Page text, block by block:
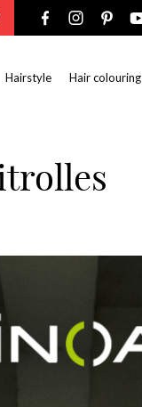
Hairstyle Hair colouring